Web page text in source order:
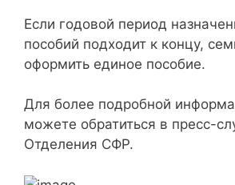
Если годовой период
пособий подходит к концу,
оформить единое пособие.
Для более подробной
можете обратиться в пресс-
Отделения СФР.